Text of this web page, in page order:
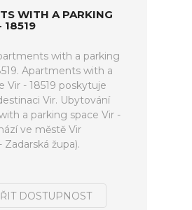
WITH A PARKING
18519
with a parking
Apartments with a
Vir - 18519 poskytuje
Vir. Ubytování
a parking space Vir -
ve městě Vir
Zadarská župa).
DOSTUPNOST